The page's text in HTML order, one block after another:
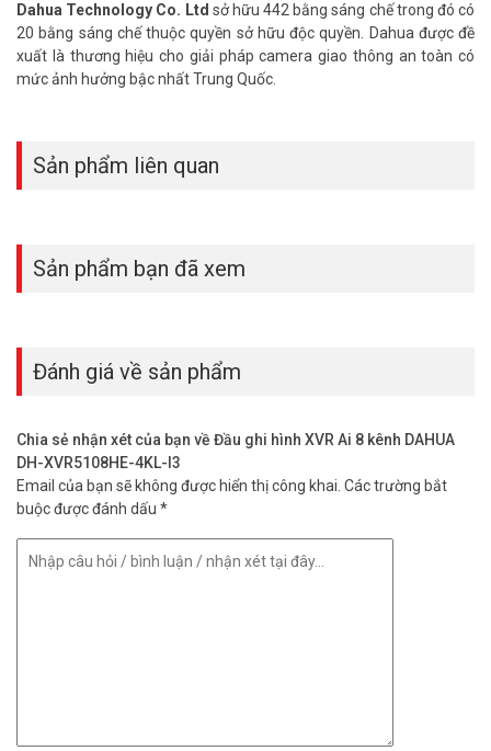
Dahua Technology Co. Ltd sở hữu 442 bằng sáng chế trong đó có
20 bằng sáng chế thuộc quyền sở hữu độc quyền. Dahua được đề
xuất là thương hiệu cho giải pháp camera giao thông an toàn có
mức ảnh hưởng bậc nhất Trung Quốc.
Sản phẩm liên quan
Sản phẩm bạn đã xem
Đánh giá về sản phẩm
Chia sẻ nhận xét của bạn về Đầu ghi hình XVR Ai 8 kênh DAHUA
DH-XVR5108HE-4KL-I3
Email của bạn sẽ không được hiển thị công khai. Các trường bắt
buộc được đánh dấu *